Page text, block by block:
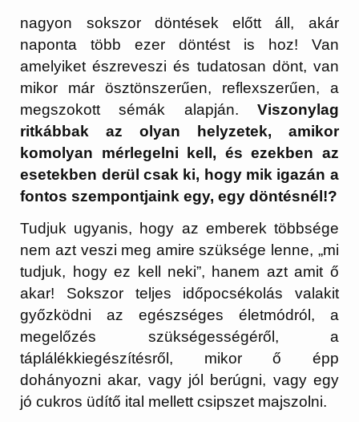
nagyon sokszor döntések előtt áll, akár
naponta több ezer döntést is hoz! Van
amelyiket észreveszi és tudatosan dönt, van
mikor már ösztönszerűen, reflexszerűen, a
megszokott sémák alapján. Viszonylag
ritkábbak az olyan helyzetek, amikor
komolyan mérlegelni kell, és ezekben az
esetekben derül csak ki, hogy mik igazán a
fontos szempontjaink egy, egy döntésnél!?
Tudjuk ugyanis, hogy az emberek többsége
nem azt veszi meg amire szüksége lenne, „mi
tudjuk, hogy ez kell neki”, hanem azt amit ő
akar! Sokszor teljes időpocsékolás valakit
győzködni az egészséges életmódról, a
megelőzés szükségességéről, a
táplálékkiegészítésről, mikor ő épp
dohányozni akar, vagy jól berúgni, vagy egy
jó cukros üdítő ital mellett csipszet majszolni.